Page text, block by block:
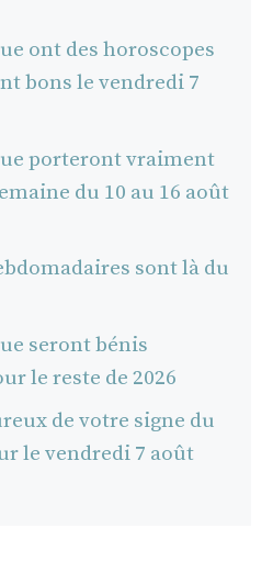
ont des horoscopes
bons le vendredi 7
porteront vraiment
du 10 au 16 août
sont là du
seront bénis
le reste de 2026
de votre signe du
le vendredi 7 août